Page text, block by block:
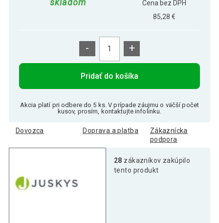
skladom
Cena bez DPH
85,28 €
- +
Pridať do košíka
Akcia platí pri odbere do 5 ks. V prípade záujmu o väčší počet
kusov, prosím, kontaktujte infolinku.
Dovozca Doprava a platba
Zákaznícka
podpora
28 zákazníkov zakúpilo
tento produkt